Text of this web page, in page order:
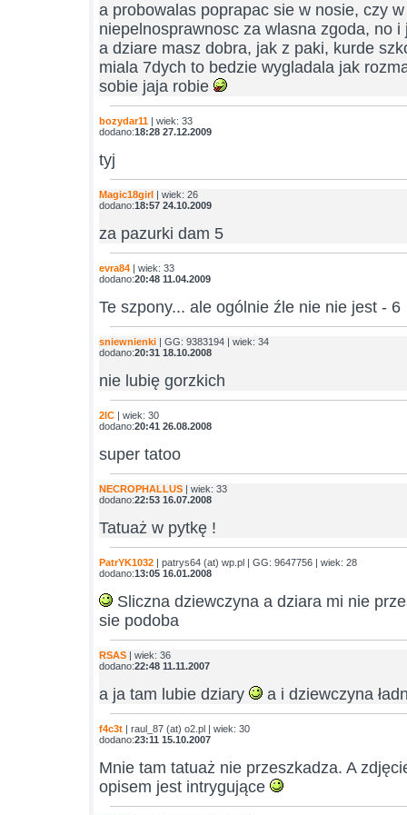
a probowalas poprapac sie w nosie, czy
niepelnosprawnosc za wlasna zgoda, no
a dziare masz dobra, jak z paki, kurde
miala 7dych to bedzie wygladala jak
sobie jaja robie
bozydar11 | wiek: 33
dodano:18:28 27.12.2009
tyj
Magic18girl | wiek: 26
dodano:18:57 24.10.2009
za pazurki dam 5
evra84 | wiek: 33
dodano:20:48 11.04.2009
Te szpony... ale ogólnie źle nie nie jest - 6
sniewnienki | GG: 9383194 | wiek: 34
dodano:20:31 18.10.2008
nie lubię gorzkich
2IC | wiek: 30
dodano:20:41 26.08.2008
super tatoo
NECROPHALLUS | wiek: 33
dodano:22:53 16.07.2008
Tatuaż w pytkę !
PatrYK1032 | patrys64 (at) wp.pl | GG: 9647756 | wiek: 28
dodano:13:05 16.01.2008
Sliczna dziewczyna a dziara mi nie
sie podoba
RSAS | wiek: 36
dodano:22:48 11.11.2007
a ja tam lubie dziary a i dziewczyna
f4c3t | raul_87 (at) o2.pl | wiek: 30
dodano:23:11 15.10.2007
Mnie tam tatuaż nie przeszkadza. A
opisem jest intrygujące